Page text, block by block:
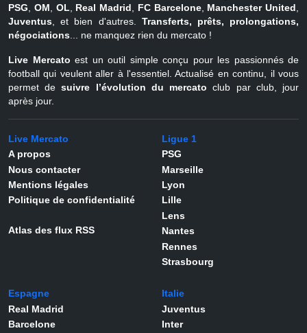
PSG
OM OL Real Madrid FC Barcelone, Manchester United
Juventus , et bien d'autres. Transferts, prêts, prolongations,
négociations ... ne manquez rien du mercato !
Live Mercato est un outil simple conçu pour les passionnés de
football qui veulent aller à l'essentiel. Actualisé en continu, il vous
permet desuivre l’évolution du mercato club par club, jour
après jour.
Live Mercato
A propos
Nous contacter
Mentions légales
Politique de confidentialité
Atlas des flux RSS
Ligue 1
PSG
Marseille
Lyon
Lille
Lens
Nantes
Rennes
Strasbourg
Espagne
Real Madrid
Barcelone
Italie
Juventus
Inter